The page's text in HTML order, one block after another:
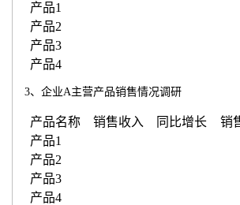
产品1
产品2
产品3
产品4
3、企业A主营产品销售情况调研
产品名称 销售收入 同比增长
销
产品1
产品2
产品3
产品4